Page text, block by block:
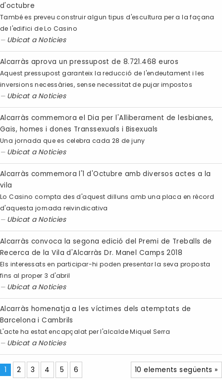
d'octubre
També es preveu construir algun tipus d'escultura per a la façana
de l'edifici de Lo Casino
Ubicat a Noticies
Alcarràs aprova un pressupost de 8.721.468 euros
Aquest pressupost garanteix la reducció de l'endeutament i les
inversions necessàries, sense necessitat de pujar impostos
Ubicat a Noticies
Alcarràs commemora el Dia per l'Alliberament de lesbianes,
Gais, homes i dones Transsexuals i Bisexuals
Una jornada que es celebra cada 28 de juny
Ubicat a Noticies
Alcarràs commemora l'1 d'Octubre amb diversos actes a la
vila
Lo Casino compta des d'aquest dilluns amb una placa en rècord
d'aquesta jornada reivindicativa
Ubicat a Noticies
Alcarràs convoca la segona edició del Premi de Treballs de
Recerca de la Vila d'Alcarràs Dr. Manel Camps 2018
Els interessats en participar-hi poden presentar la seva proposta
fins al proper 3 d'abril
Ubicat a Noticies
Alcarràs homenatja a les víctimes dels atemptats de
Barcelona i Cambrils
L'acte ha estat encapçalat per l'alcalde Miquel Serra
Ubicat a Noticies
10 elements següents »
1 2 3 4 5 6